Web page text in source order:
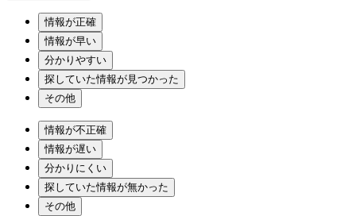
情報が正確
情報が早い
分かりやすい
探していた情報が見つかった
その他
情報が不正確
情報が遅い
分かりにくい
探していた情報が無かった
その他